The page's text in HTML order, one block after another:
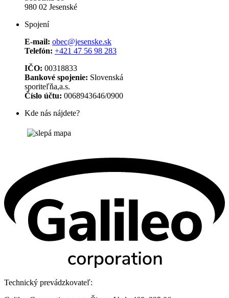
980 02 Jesenské
Spojení
E-mail: obec@jesenske.sk
Telefón: +421 47 56 98 283
IČO: 00318833
Bankové spojenie: Slovenská
sporiteľňa,a.s.
Číslo účtu: 0068943646/0900
Kde nás nájdete?
Technický prevádzkovateľ: